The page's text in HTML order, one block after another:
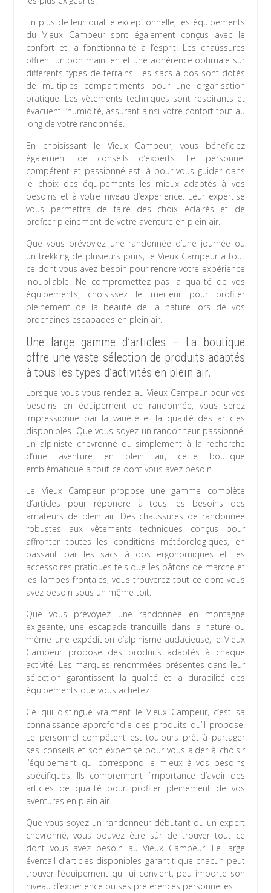
En plus de leur qualité exceptionnelle, les équipements
du Vieux Campeur sont également conçus avec le
confort et la fonctionnalité à l’esprit. Les chaussures
offrent un bon maintien et une adhérence optimale sur
différents types de terrains. Les sacs à dos sont dotés
de multiples compartiments pour une organisation
pratique. Les vêtements techniques sont respirants et
évacuent l’humidité, assurant ainsi votre confort tout au
long de votre randonnée.
En choisissant le Vieux Campeur, vous bénéficiez
également de conseils d’experts. Le personnel
compétent et passionné est là pour vous guider dans
le choix des équipements les mieux adaptés à vos
besoins et à votre niveau d’expérience. Leur expertise
vous permettra de faire des choix éclairés et de
profiter pleinement de votre aventure en plein air.
Que vous prévoyiez une randonnée d’une journée ou
un trekking de plusieurs jours, le Vieux Campeur a tout
ce dont vous avez besoin pour rendre votre expérience
inoubliable. Ne compromettez pas la qualité de vos
équipements, choisissez le meilleur pour profiter
pleinement de la beauté de la nature lors de vos
prochaines escapades en plein air.
Une large gamme d’articles – La boutique
offre une vaste sélection de produits adaptés
à tous les types d’activités en plein air.
Lorsque vous vous rendez au Vieux Campeur pour vos
besoins en équipement de randonnée, vous serez
impressionné par la variété et la qualité des articles
disponibles. Que vous soyez un randonneur passionné,
un alpiniste chevronné ou simplement à la recherche
d’une aventure en plein air, cette boutique
emblématique a tout ce dont vous avez besoin.
Le Vieux Campeur propose une gamme complète
d’articles pour répondre à tous les besoins des
amateurs de plein air. Des chaussures de randonnée
robustes aux vêtements techniques conçus pour
affronter toutes les conditions météorologiques, en
passant par les sacs à dos ergonomiques et les
accessoires pratiques tels que les bâtons de marche et
les lampes frontales, vous trouverez tout ce dont vous
avez besoin sous un même toit.
Que vous prévoyiez une randonnée en montagne
exigeante, une escapade tranquille dans la nature ou
même une expédition d’alpinisme audacieuse, le Vieux
Campeur propose des produits adaptés à chaque
activité. Les marques renommées présentes dans leur
sélection garantissent la qualité et la durabilité des
équipements que vous achetez.
Ce qui distingue vraiment le Vieux Campeur, c’est sa
connaissance approfondie des produits qu’il propose.
Le personnel compétent est toujours prêt à partager
ses conseils et son expertise pour vous aider à choisir
l’équipement qui correspond le mieux à vos besoins
spécifiques. Ils comprennent l’importance d’avoir des
articles de qualité pour profiter pleinement de vos
aventures en plein air.
Que vous soyez un randonneur débutant ou un expert
chevronné, vous pouvez être sûr de trouver tout ce
dont vous avez besoin au Vieux Campeur. Le large
éventail d’articles disponibles garantit que chacun peut
trouver l’équipement qui lui convient, peu importe son
niveau d’expérience ou ses préférences personnelles.